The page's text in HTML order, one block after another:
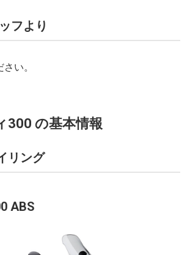
フより
い。
300 の基本情報
リング
ABS